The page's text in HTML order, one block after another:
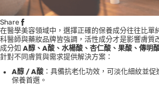
Share
在醫學美容領域中，選擇正確的保養成分往往比單
科醫師與藥妝品牌皆強調，活性成分才是影響膚質
成分如 A醇、A酸、水楊酸、杏仁酸、果酸、傳明
針對不同膚質與需求提供解決方案：
A醇 / A酸 ：具備抗老化功效，可淡化細紋並
保養首選。